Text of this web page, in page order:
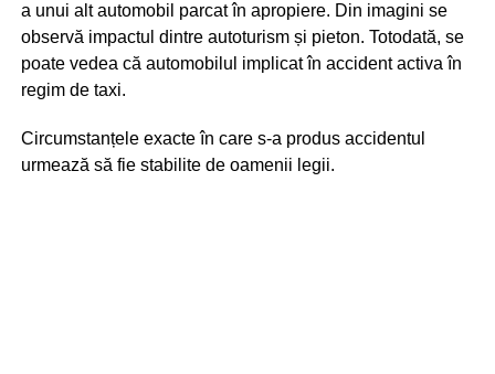
a unui alt automobil parcat în apropiere. Din imagini se
observă impactul dintre autoturism și pieton. Totodată, se
poate vedea că automobilul implicat în accident activa în
regim de taxi.
Circumstanțele exacte în care s-a produs accidentul
urmează să fie stabilite de oamenii legii.